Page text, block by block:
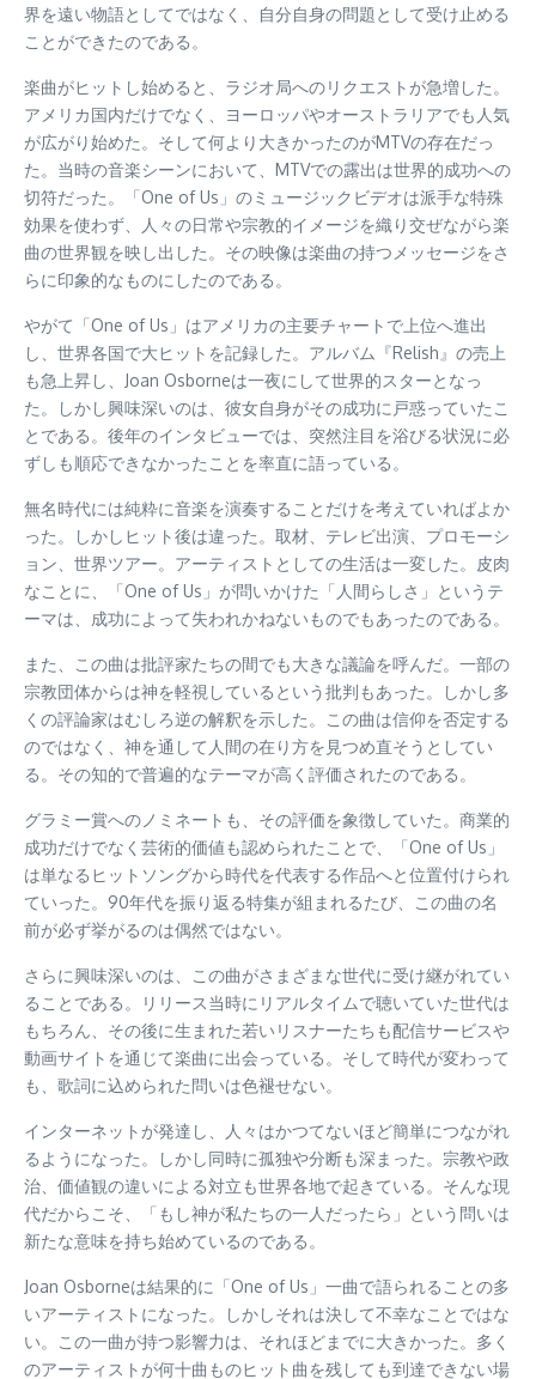
界を遠い物語としてではなく、自分自身の問題として受け止める
ことができたのである。
楽曲がヒットし始めると、ラジオ局へのリクエストが急増した。
アメリカ国内だけでなく、ヨーロッパやオーストラリアでも人気
が広がり始めた。そして何より大きかったのがMTVの存在だっ
た。当時の音楽シーンにおいて、MTVでの露出は世界的成功への
切符だった。「One of Us」のミュージックビデオは派手な特殊
効果を使わず、人々の日常や宗教的イメージを織り交ぜながら楽
曲の世界観を映し出した。その映像は楽曲の持つメッセージをさ
らに印象的なものにしたのである。
やがて「One of Us」はアメリカの主要チャートで上位へ進出
し、世界各国で大ヒットを記録した。アルバム『Relish』の売上
も急上昇し、Joan Osborneは一夜にして世界的スターとなっ
た。しかし興味深いのは、彼女自身がその成功に戸惑っていたこ
とである。後年のインタビューでは、突然注目を浴びる状況に必
ずしも順応できなかったことを率直に語っている。
無名時代には純粋に音楽を演奏することだけを考えていればよか
った。しかしヒット後は違った。取材、テレビ出演、プロモーシ
ョン、世界ツアー。アーティストとしての生活は一変した。皮肉
なことに、「One of Us」が問いかけた「人間らしさ」というテ
ーマは、成功によって失われかねないものでもあったのである。
また、この曲は批評家たちの間でも大きな議論を呼んだ。一部の
宗教団体からは神を軽視しているという批判もあった。しかし多
くの評論家はむしろ逆の解釈を示した。この曲は信仰を否定する
のではなく、神を通して人間の在り方を見つめ直そうとしてい
る。その知的で普遍的なテーマが高く評価されたのである。
グラミー賞へのノミネートも、その評価を象徴していた。商業的
成功だけでなく芸術的価値も認められたことで、「One of Us」
は単なるヒットソングから時代を代表する作品へと位置付けられ
ていった。90年代を振り返る特集が組まれるたび、この曲の名
前が必ず挙がるのは偶然ではない。
さらに興味深いのは、この曲がさまざまな世代に受け継がれてい
ることである。リリース当時にリアルタイムで聴いていた世代は
もちろん、その後に生まれた若いリスナーたちも配信サービスや
動画サイトを通じて楽曲に出会っている。そして時代が変わって
も、歌詞に込められた問いは色褪せない。
インターネットが発達し、人々はかつてないほど簡単につながれ
るようになった。しかし同時に孤独や分断も深まった。宗教や政
治、価値観の違いによる対立も世界各地で起きている。そんな現
代だからこそ、「もし神が私たちの一人だったら」という問いは
新たな意味を持ち始めているのである。
Joan Osborneは結果的に「One of Us」一曲で語られることの多
いアーティストになった。しかしそれは決して不幸なことではな
い。この一曲が持つ影響力は、それほどまでに大きかった。多く
のアーティストが何十曲ものヒット曲を残しても到達できない場